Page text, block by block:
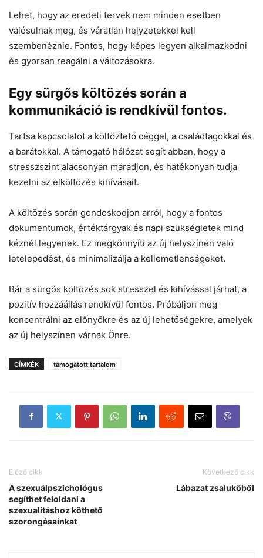
Lehet, hogy az eredeti tervek nem minden esetben
valósulnak meg, és váratlan helyzetekkel kell
szembenéznie. Fontos, hogy képes legyen alkalmazkodni
és gyorsan reagálni a változásokra.
Egy sürgős költözés során a
kommunikáció is rendkívül fontos.
Tartsa kapcsolatot a költöztető céggel, a családtagokkal és
a barátokkal. A támogató hálózat segít abban, hogy a
stresszszint alacsonyan maradjon, és hatékonyan tudja
kezelni az elköltözés kihívásait.
A költözés során gondoskodjon arról, hogy a fontos
dokumentumok, értéktárgyak és napi szükségletek mind
kéznél legyenek. Ez megkönnyíti az új helyszínen való
letelepedést, és minimalizálja a kellemetlenségeket.
Bár a sürgős költözés sok stresszel és kihívással járhat, a
pozitív hozzáállás rendkívül fontos. Próbáljon meg
koncentrálni az előnyökre és az új lehetőségekre, amelyek
az új helyszínen várnak Önre.
CÍMKÉK támogatott tartalom
Előző cikk
A szexuálpszichológus
segíthet feloldani a
szexualitáshoz köthető
szorongásainkat
Következő cikk
Lábazat zsalukőből